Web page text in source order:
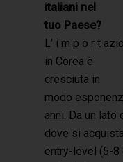
italiani nel
tuo Paese?
L’ i m p o r t
in Corea è
cresciuta in
modo
anni. Da un
dove si
entry-level (5-8